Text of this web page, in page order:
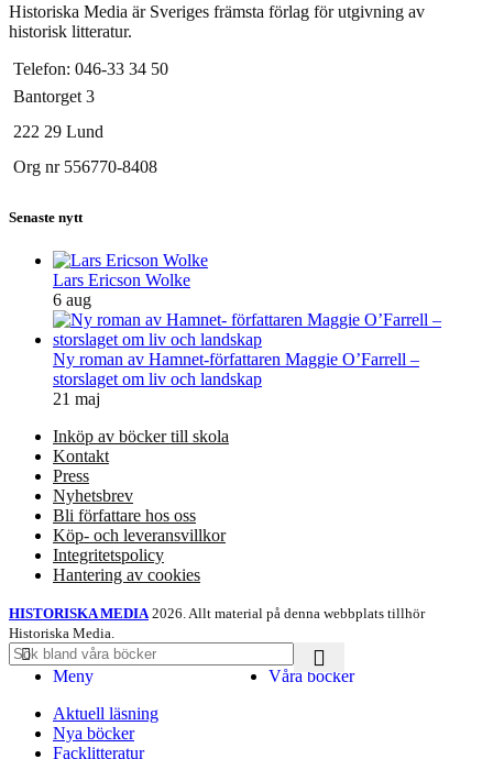
Historiska Media är Sveriges främsta förlag för utgivning av
historisk litteratur.
Telefon: 046-33 34 50
Bantorget 3
222 29 Lund
Org nr 556770-8408
Senaste nytt
Lars Ericson Wolke
6 aug
Ny roman av Hamnet-författaren Maggie O’Farrell –
storslaget om liv och landskap
21 maj
Inköp av böcker till skola
Kontakt
Press
Nyhetsbrev
Bli författare hos oss
Köp- och leveransvillkor
Integritetspolicy
Hantering av cookies
HISTORISKA MEDIA2026. Allt material på denna webbplats tillhör
Historiska Media.
Meny
Våra böcker
Aktuell läsning
Nya böcker
Facklitteratur